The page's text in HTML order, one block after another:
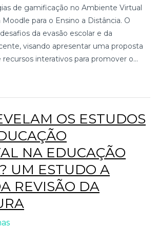
de gamificação no Ambiente Virtual
para o Ensino a Distância. O
da evasão escolar e da
visando apresentar uma proposta
interativos para promover o...
OS ESTUDOS
NA EDUCAÇÃO
UM ESTUDO A
REVISÃO DA